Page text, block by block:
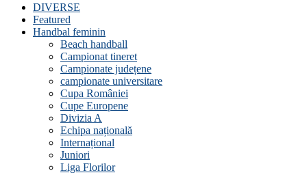
DIVERSE
Featured
Handbal feminin
Beach handball
Campionat tineret
Campionate județene
campionate universitare
Cupa României
Cupe Europene
Divizia A
Echipa națională
Internațional
Juniori
Liga Florilor